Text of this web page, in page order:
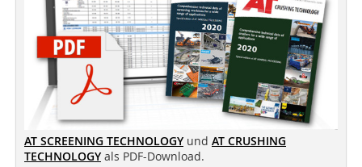
AT SCREENING TECHNOLOGY und AT CRUSHING
TECHNOLOGY als PDF-Download.